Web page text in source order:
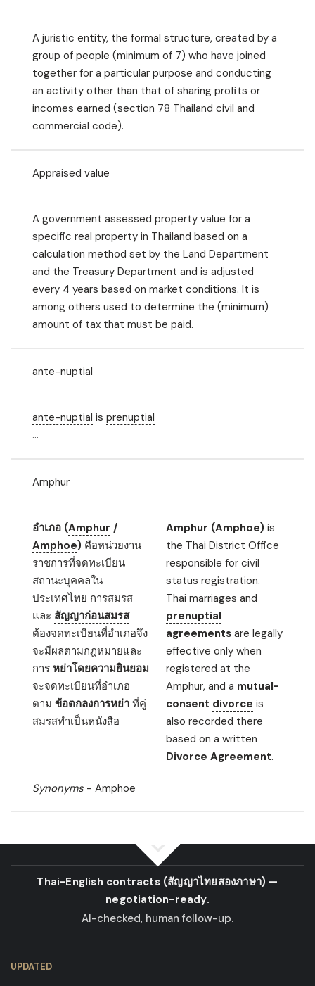
A juristic entity, the formal structure, created by a
group of people (minimum of 7) who have joined
together for a particular purpose and conducting
an activity other than that of sharing profits or
incomes earned (section 78 Thailand civil and
commercial code).
Appraised value
A government assessed property value for a
specific real property in Thailand based on a
calculation method set by the Land Department
and the Treasury Department and is adjusted
every 4 years based on market conditions. It is
among others used to determine the (minimum)
amount of tax that must be paid.
ante-nuptial
ante-nuptial is prenuptial
...
Amphur
อำเภอ (Amphur /
Amphoe) คือหน่วยงาน
ราชการที่จดทะเบียน
สถานะบุคคลใน
ประเทศไทย การสมรส
และ สัญญาก่อนสมรส
ต้องจดทะเบียนที่อำเภอจึง
จะมีผลตามกฎหมายและ
การ หย่าโดยความยินยอม
จะจดทะเบียนที่อำเภอ
ตาม ข้อตกลงการหย่า ที่คู่
สมรสทำเป็นหนังสือ
Amphur (Amphoe) is
the Thai District Office
responsible for civil
status registration.
Thai marriages and
prenuptial
agreements are legally
effective only when
registered at the
Amphur, and a mutual-
consent divorce is
also recorded there
based on a written
Divorce Agreement.
Synonyms - Amphoe
Thai-English contracts (สัญญาไทยสองภาษา) —
negotiation-ready.
AI-checked, human follow-up.
UPDATED